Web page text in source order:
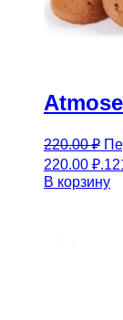
220.00₽
220.00 ₽.
В корзину